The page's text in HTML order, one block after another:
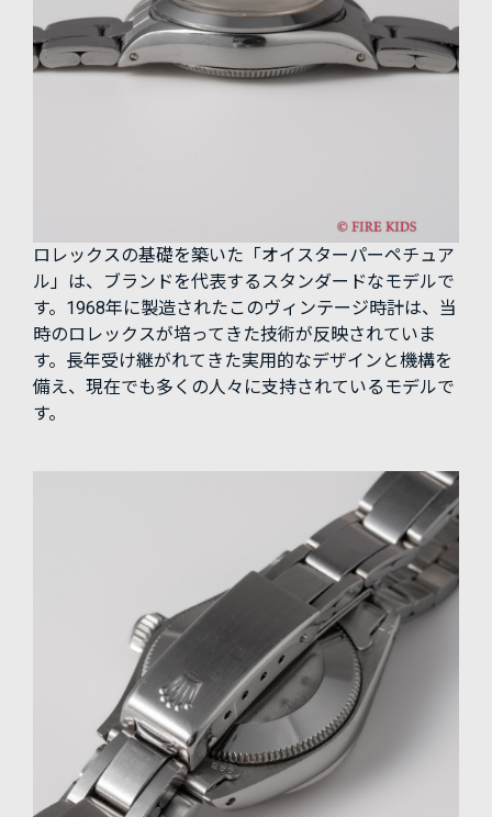
ロレックスの基礎を築いた「オイスターパーペチュア
ル」は、ブランドを代表するスタンダードなモデルで
す。1968年に製造されたこのヴィンテージ時計は、当
時のロレックスが培ってきた技術が反映されていま
す。長年受け継がれてきた実用的なデザインと機構を
備え、現在でも多くの人々に支持されているモデルで
す。